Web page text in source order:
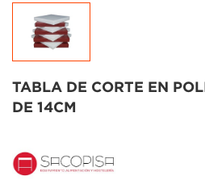
TABLA DE CORTE EN
DE 14CM